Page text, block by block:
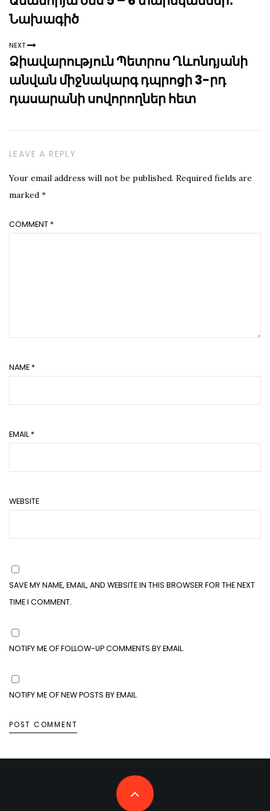
Նախագիծ
NEXT
Ձիավարություն Պետրոս Ղևոնդյանի
անվան միջնակարգ դպրոցի 3-րդ
դասարանի սովորողներ հետ
LEAVE A REPLY
Your email address will not be published. Required fields are
marked *
COMMENT *
NAME *
EMAIL *
WEBSITE
SAVE MY NAME, EMAIL, AND WEBSITE IN THIS BROWSER FOR THE NEXT
TIME I COMMENT.
NOTIFY ME OF FOLLOW-UP COMMENTS BY EMAIL.
NOTIFY ME OF NEW POSTS BY EMAIL.